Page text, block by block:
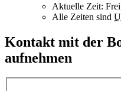
Aktuelle Zeit:
Alle Zeiten sind
Kontakt mit der
aufnehmen